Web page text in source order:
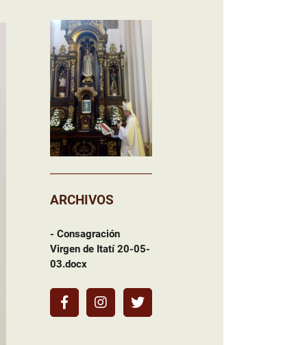
ARCHIVOS
- Consagración
Virgen de Itatí 20-05-
03.docx